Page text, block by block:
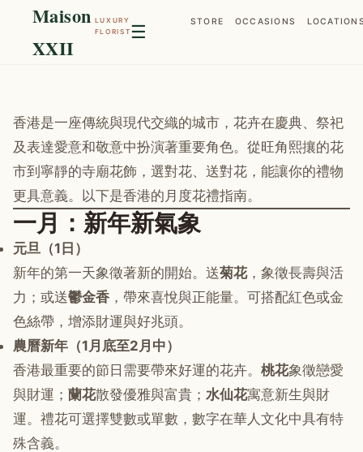
Maison
XXII
LUXURY
FLORIST ☰ STORE OCCASIONS
香港是一座傳統與現代交織的城市，花卉在慶典、祭祀
及表達愛意和敬意中扮演著重要角色。從旺角熙攘的花
市到寧靜的寺廟花飾，選對花、送對花，能讓你的禮物
更具意義。以下是香港的月度花禮指南。
一月：新年新氣象
元旦（1日）
新年的第一天象徵著新的開始。送菊花，象徵長壽與活
力；或送鬱金香 ，帶來喜悅與正能量。可搭配紅色或金
色絲帶，增添財運與好兆頭。
農曆新年（1月底至2月中）
香港最重要的節日需要帶來好運的花卉。 桃花象徵戀愛
與財運； 蘭花散發優雅與富貴； 水仙花寓意新生與財
運。禮花可選擇雙數或單數，數字在華人文化中具有特
殊含義。